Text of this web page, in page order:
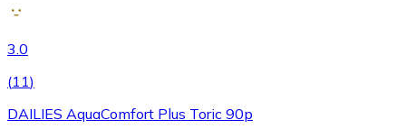
3.0
(11)
DAILIES AquaComfort Plus Toric 90p